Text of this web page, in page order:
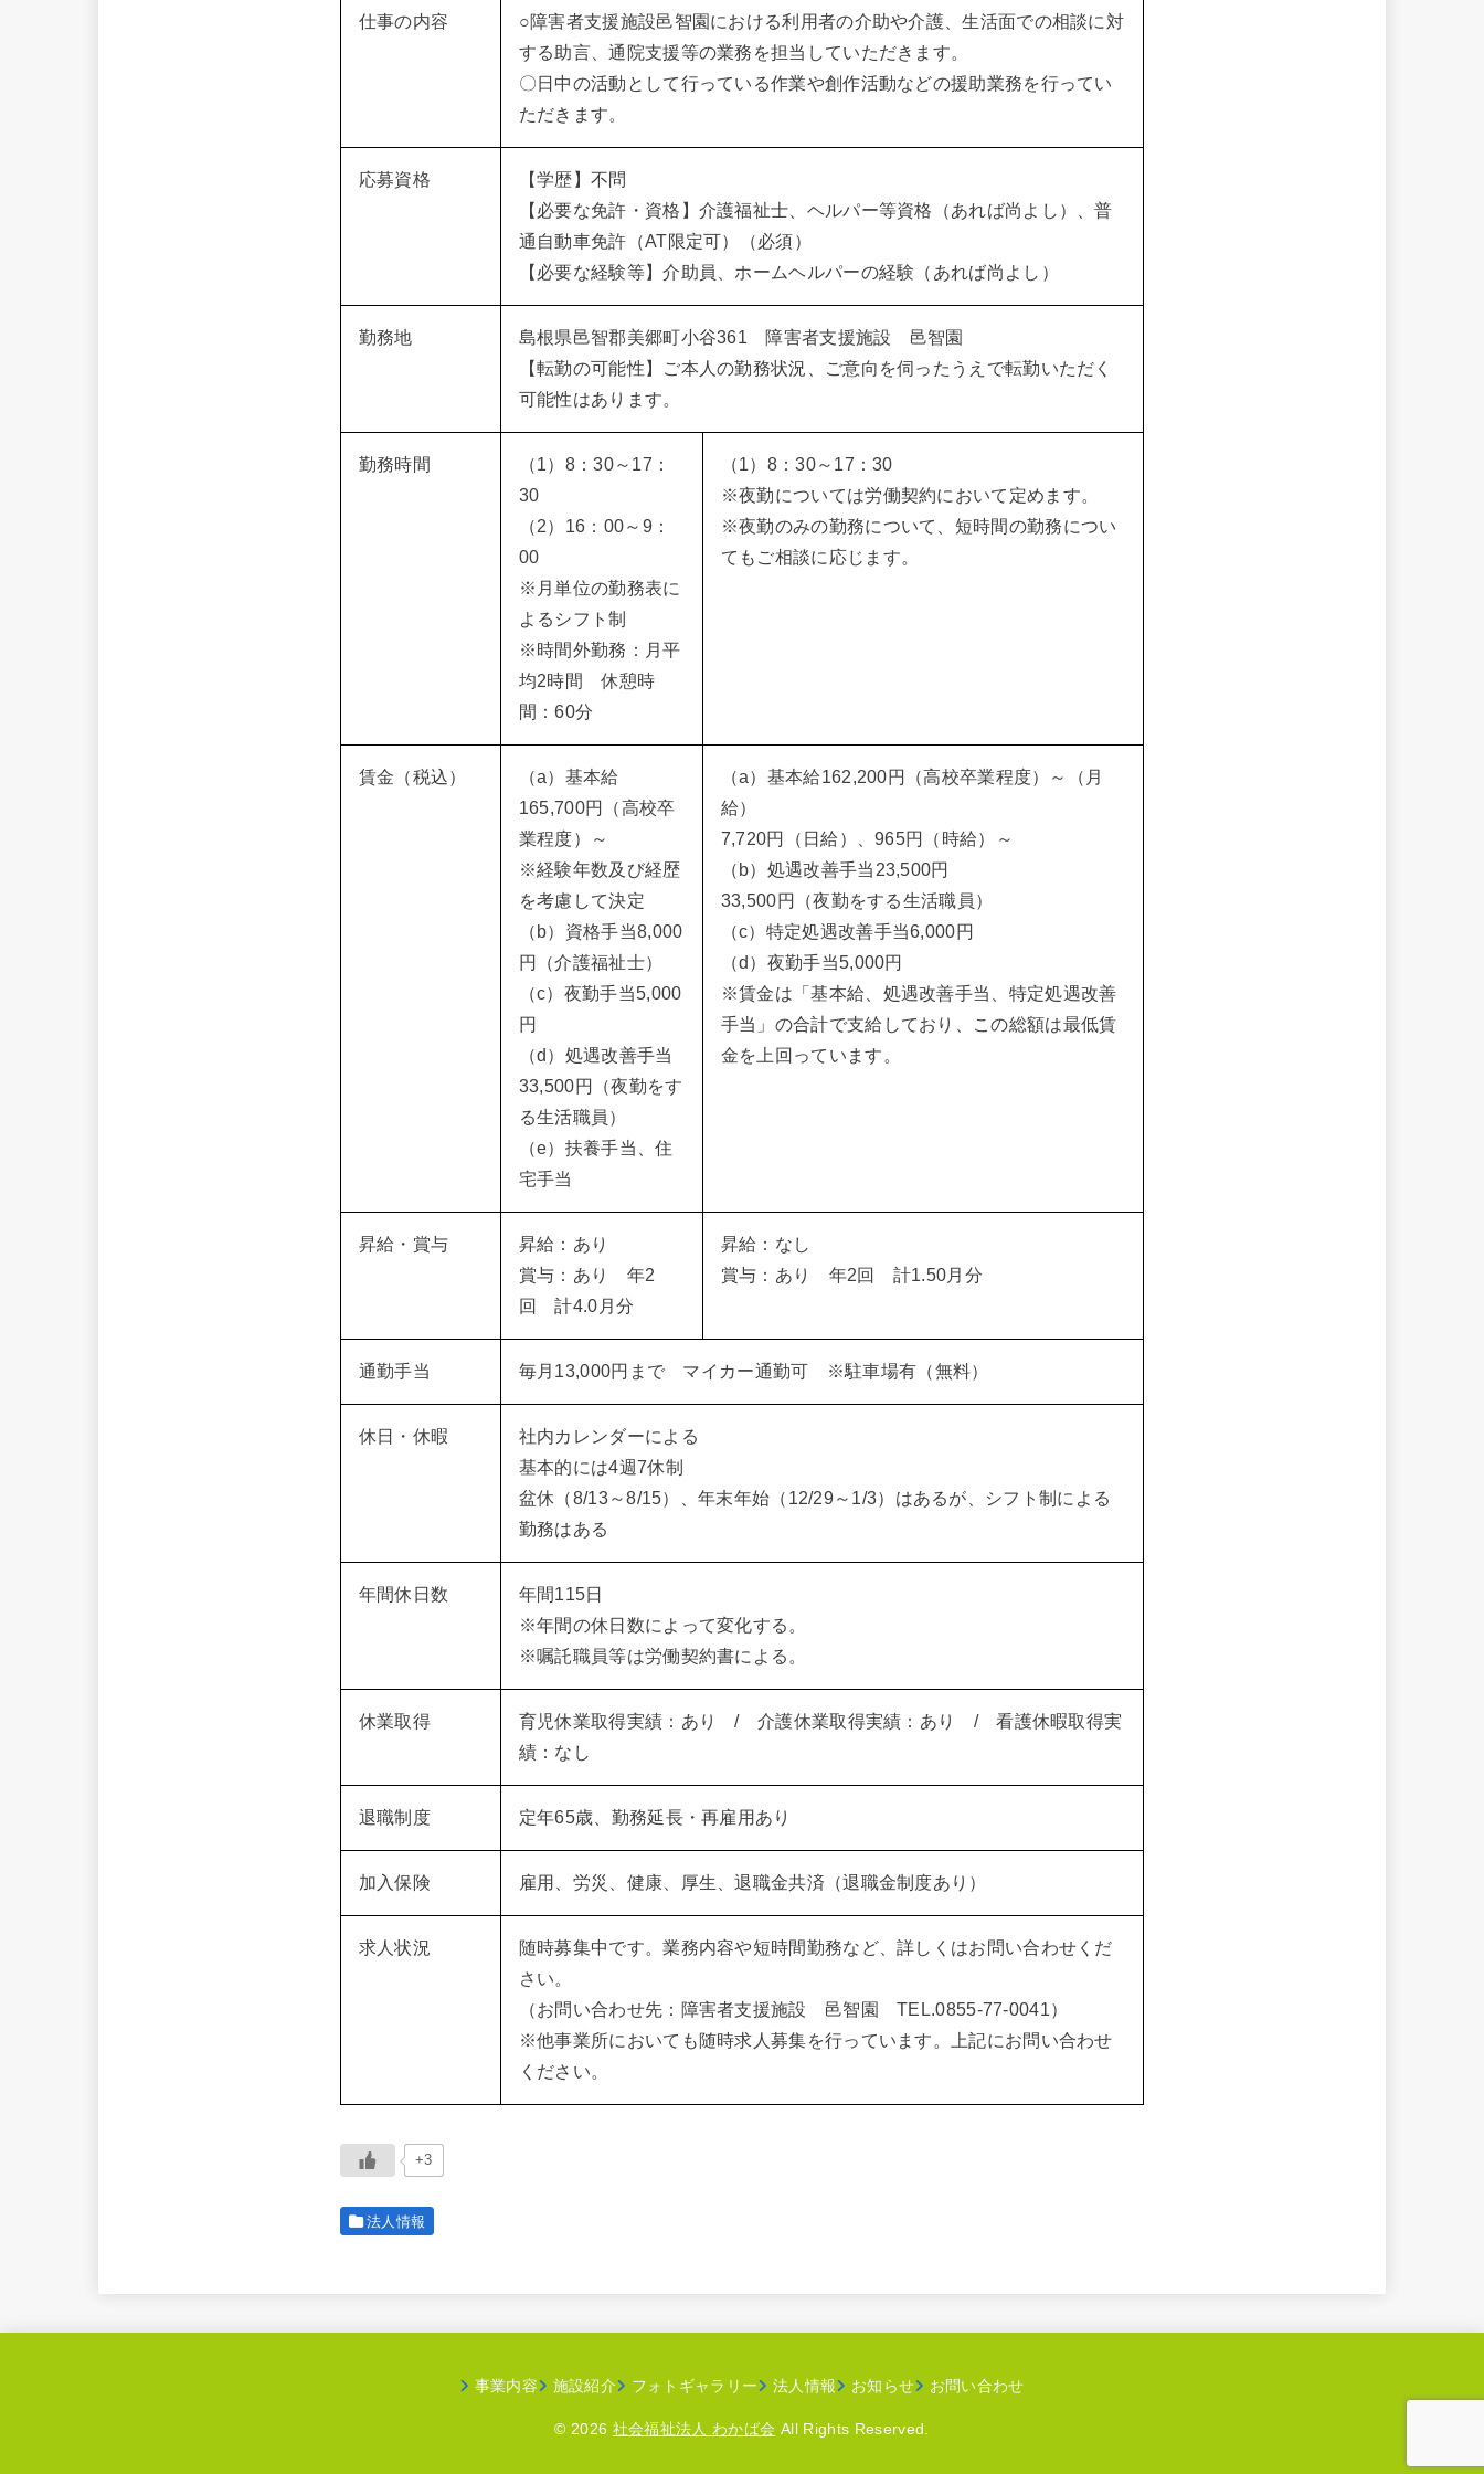
仕事の内容
○障害者支援施設邑智園における利用者の介助や介護、生活面での相談に対
する助言、通院支援等の業務を担当していただきます。
〇日中の活動として行っている作業や創作活動などの援助業務を行ってい
ただきます。
応募資格
【学歴】不問
【必要な免許・資格】介護福祉士、ヘルパー等資格（あれば尚よし）、普
通自動車免許（AT限定可）（必須）
【必要な経験等】介助員、ホームヘルパーの経験（あれば尚よし）
勤務地
島根県邑智郡美郷町小谷361 障害者支援施設 邑智園
【転勤の可能性】ご本人の勤務状況、ご意向を伺ったうえで転勤いただく
可能性はあります。
勤務時間
（1）8：30～17：
30
（2）16：00～9：
00
※月単位の勤務表に
よるシフト制
※時間外勤務：月平
均2時間 休憩時
間：60分
（1）8：30～17：30
※夜勤については労働契約において定めます。
※夜勤のみの勤務について、短時間の勤務につい
てもご相談に応じます。
賃金（税込）
（a）基本給
165,700円（高校卒
業程度）～
※経験年数及び経歴
を考慮して決定
（b）資格手当8,000
円（介護福祉士）
（c）夜勤手当5,000
円
（d）処遇改善手当
33,500円（夜勤をす
る生活職員）
（e）扶養手当、住
宅手当
（a）基本給162,200円（高校卒業程度）～（月
給）
7,720円（日給）、965円（時給）～
（b）処遇改善手当23,500円
33,500円（夜勤をする生活職員）
（c）特定処遇改善手当6,000円
（d）夜勤手当5,000円
※賃金は「基本給、処遇改善手当、特定処遇改善
手当」の合計で支給しており、この総額は最低賃
金を上回っています。
昇給・賞与
昇給：あり
賞与：あり 年2
回 計4.0月分
昇給：なし
賞与：あり 年2回 計1.50月分
通勤手当 毎月13,000円まで マイカー通勤可 ※駐車場有（無料）
休日・休暇
社内カレンダーによる
基本的には4週7休制
盆休（8/13～8/15）、年末年始（12/29～1/3）はあるが、シフト制による
勤務はある
年間休日数
年間115日
※年間の休日数によって変化する。
※嘱託職員等は労働契約書による。
休業取得
育児休業取得実績：あり / 介護休業取得実績：あり / 看護休暇取得実
績：なし
退職制度 定年65歳、勤務延長・再雇用あり
加入保険 雇用、労災、健康、厚生、退職金共済（退職金制度あり）
求人状況
随時募集中です。業務内容や短時間勤務など、詳しくはお問い合わせくだ
さい。
（お問い合わせ先：障害者支援施設 邑智園 TEL.0855-77-0041）
※他事業所においても随時求人募集を行っています。上記にお問い合わせ
ください。
+3
法人情報
事業内容 施設紹介 フォトギャラリー 法人情報 お知らせ お問い合わせ
© 2026 社会福祉法人 わかば会 All Rights Reserved.